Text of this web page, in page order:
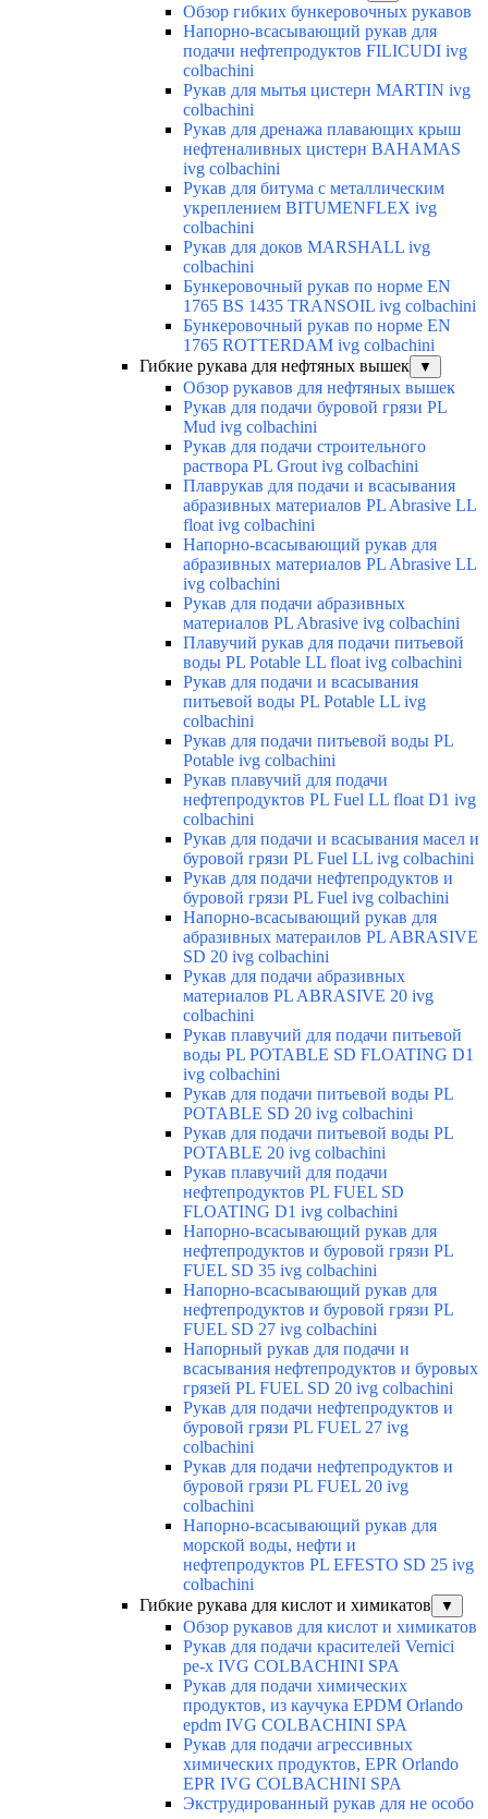
Обзор гибких бункеровочных рукавов
Напорно-всасывающий рукав для
подачи нефтепродуктов FILICUDI ivg
colbachini
Рукав для мытья цистерн MARTIN ivg
colbachini
Рукав для дренажа плавающих крыш
нефтеналивных цистерн BAHAMAS
ivg colbachini
Рукав для битума с металлическим
укреплением BITUMENFLEX ivg
colbachini
Рукав для доков MARSHALL ivg
colbachini
Бункеровочный рукав по норме EN
1765 BS 1435 TRANSOIL ivg colbachini
Бункеровочный рукав по норме EN
1765 ROTTERDAM ivg colbachini
Гибкие рукава для нефтяных вышек
▼
Обзор рукавов для нефтяных вышек
Рукав для подачи буровой грязи PL
Mud ivg colbachini
Рукав для подачи строительного
раствора PL Grout ivg colbachini
Плаврукав для подачи и всасывания
абразивных материалов PL Abrasive LL
float ivg colbachini
Напорно-всасывающий рукав для
абразивных материалов PL Abrasive LL
ivg colbachini
Рукав для подачи абразивных
материалов PL Abrasive ivg colbachini
Плавучий рукав для подачи питьевой
воды PL Potable LL float ivg colbachini
Рукав для подачи и всасывания
питьевой воды PL Potable LL ivg
colbachini
Рукав для подачи питьевой воды PL
Potable ivg colbachini
Рукав плавучий для подачи
нефтепродуктов PL Fuel LL float D1 ivg
colbachini
Рукав для подачи и всасывания масел и
буровой грязи PL Fuel LL ivg colbachini
Рукав для подачи нефтепродуктов и
буровой грязи PL Fuel ivg colbachini
Напорно-всасывающий рукав для
абразивных матераилов PL ABRASIVE
SD 20 ivg colbachini
Рукав для подачи абразивных
материалов PL ABRASIVE 20 ivg
colbachini
Рукав плавучий для подачи питьевой
воды PL POTABLE SD FLOATING D1
ivg colbachini
Рукав для подачи питьевой воды PL
POTABLE SD 20 ivg colbachini
Рукав для подачи питьевой воды PL
POTABLE 20 ivg colbachini
Рукав плавучий для подачи
нефтепродуктов PL FUEL SD
FLOATING D1 ivg colbachini
Напорно-всасывающий рукав для
нефтепродуктов и буровой грязи PL
FUEL SD 35 ivg colbachini
Напорно-всасывающий рукав для
нефтепродуктов и буровой грязи PL
FUEL SD 27 ivg colbachini
Напорный рукав для подачи и
всасывания нефтепродуктов и буровых
грязей PL FUEL SD 20 ivg colbachini
Рукав для подачи нефтепродуктов и
буровой грязи PL FUEL 27 ivg
colbachini
Рукав для подачи нефтепродуктов и
буровой грязи PL FUEL 20 ivg
colbachini
Напорно-всасывающий рукав для
морской воды, нефти и
нефтепродуктов PL EFESTO SD 25 ivg
colbachini
Гибкие рукава для кислот и химикатов
▼
Обзор рукавов для кислот и химикатов
Рукав для подачи красителей Vernici
pe-x IVG COLBACHINI SPA
Рукав для подачи химических
продуктов, из каучука EPDM Orlando
epdm IVG COLBACHINI SPA
Рукав для подачи агрессивных
химических продуктов, EPR Orlando
EPR IVG COLBACHINI SPA
Экструдированный рукав для не особо